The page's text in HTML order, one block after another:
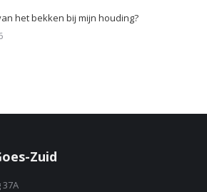
het bekken bij mijn houding?
Zuid